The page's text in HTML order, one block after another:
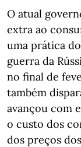
O atual
extra ao
uma prática
guerra da
no final de
também
avançou com
o custo dos
dos preços